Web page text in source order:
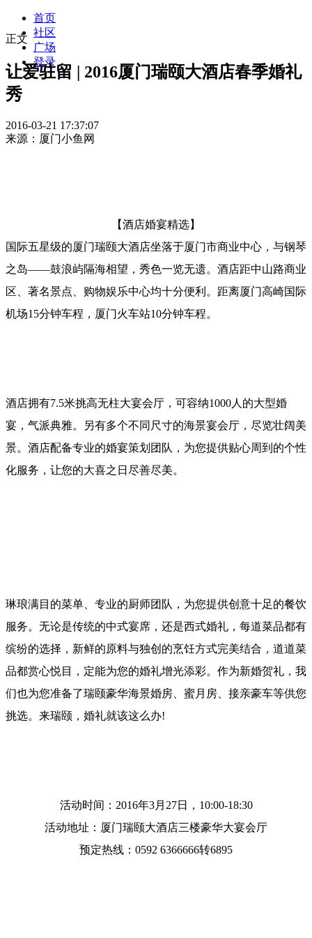
首页
社区
广场
登录
正文
让爱驻留 | 2016厦门瑞颐大酒店春季婚礼
秀
2016-03-21 17:37:07
来源：厦门小鱼网
【酒店婚宴精选】
国际五星级的厦门瑞颐大酒店坐落于厦门市商业中心，与钢琴
之岛——鼓浪屿隔海相望，秀色一览无遗。酒店距中山路商业
区、著名景点、购物娱乐中心均十分便利。距离厦门高崎国际
机场15分钟车程，厦门火车站10分钟车程。
酒店拥有7.5米挑高无柱大宴会厅，可容纳1000人的大型婚
宴，气派典雅。另有多个不同尺寸的海景宴会厅，尽览壮阔美
景。酒店配备专业的婚宴策划团队，为您提供贴心周到的个性
化服务，让您的大喜之日尽善尽美。
琳琅满目的菜单、专业的厨师团队，为您提供创意十足的餐饮
服务。无论是传统的中式宴席，还是西式婚礼，每道菜品都有
缤纷的选择，新鲜的原料与独创的烹饪方式完美结合，道道菜
品都赏心悦目，定能为您的婚礼增光添彩。作为新婚贺礼，我
们也为您准备了瑞颐豪华海景婚房、蜜月房、接亲豪车等供您
挑选。来瑞颐，婚礼就该这么办!
活动时间：2016年3月27日，10:00-18:30
活动地址：厦门瑞颐大酒店三楼豪华大宴会厅
预定热线：0592 6366666转6895